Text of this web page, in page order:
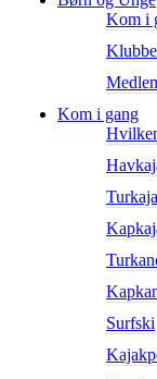
Kom i
Kom i gang
Surfski